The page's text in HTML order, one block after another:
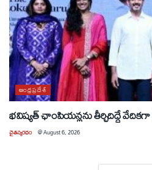
ఆంధ్రప్రదేశ్
భవిష్యత్ ఛాంపియన్లను తీర్చిదిద్దే
చైతన్యరధం @August 6, 2026